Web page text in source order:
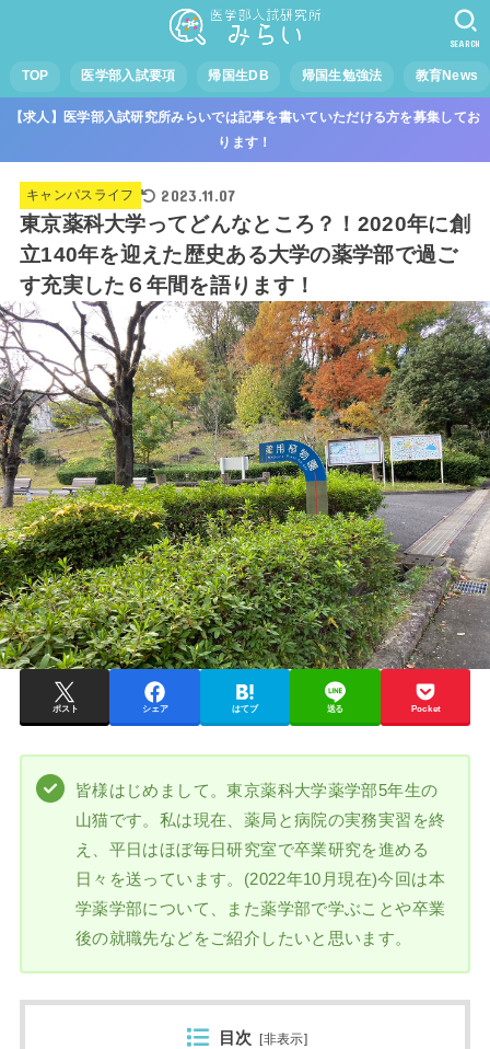
TOP 医学部入試要項 帰国生DB 帰国生勉強法 教育News
SEARCH
【求人】医学部入試研究所みらいでは記事を書いていただける方を募集してお
ります！
キャンパスライフ 2023.11.07
東京薬科大学ってどんなところ？！2020年に創
立140年を迎えた歴史ある大学の薬学部で過ご
す充実した６年間を語ります！
ポスト シェア はてブ 送る Pocket
皆様はじめまして。東京薬科大学薬学部5年生の
山猫です。私は現在、薬局と病院の実務実習を終
え、平日はほぼ毎日研究室で卒業研究を進める
日々を送っています。(2022年10月現在)今回は本
学薬学部について、また薬学部で学ぶことや卒業
後の就職先などをご紹介したいと思います。
目次 [非表示]